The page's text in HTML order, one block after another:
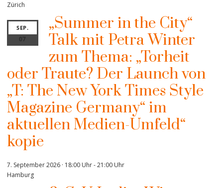
Zürich
SEP.
07
„Summer in the City“
Talk mit Petra Winter
zum Thema: „Torheit
oder Traute? Der Launch von
„T: The New York Times Style
Magazine Germany“ im
aktuellen Medien-Umfeld“
kopie
7. September 2026 · 18:00 Uhr-21:00 Uhr
Hamburg